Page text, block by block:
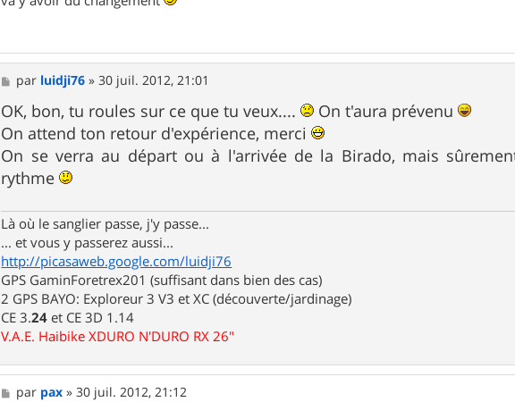
M
e
s
s
a
g
e
par luidji76 »30 juil. 2012, 21:01
OK, bon, tu roules sur ce que tu veux....
On t'aura prévenu
On attend ton retour d'expérience, merci
On se verra au départ ou à l'arrivée de la Birado, mais
rythme
Là où le sanglier passe, j'y passe...
... et vous y passerez aussi...
http://picasaweb.google.com/luidji76
GPS GaminForetrex201 (suffisant dans bien des cas)
2 GPS BAYO: Exploreur 3 V3 et XC (découverte/jardinage)
CE 3.24 et CE 3D 1.14
V.A.E. Haibike XDURO N'DURO RX 26"
M
par pax »30 juil. 2012, 21:12